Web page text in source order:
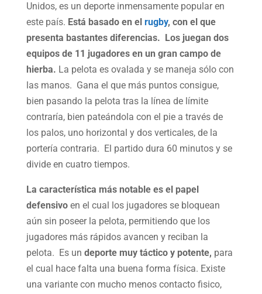
Unidos, es un deporte inmensamente popular en
este país. Está basado en el rugby, con el que
presenta bastantes diferencias. Los juegan dos
equipos de 11 jugadores en un gran campo de
hierba. La pelota es ovalada y se maneja sólo con
las manos. Gana el que más puntos consigue,
bien pasando la pelota tras la línea de límite
contraría, bien pateándola con el pie a través de
los palos, uno horizontal y dos verticales, de la
portería contraria. El partido dura 60 minutos y se
divide en cuatro tiempos.
La característica más notable es el papel
defensivoen el cual los jugadores se bloquean
aún sin poseer la pelota, permitiendo que los
jugadores más rápidos avancen y reciban la
pelota. Es un deporte muy táctico y potente, para
el cual hace falta una buena forma física. Existe
una variante con mucho menos contacto fisico,